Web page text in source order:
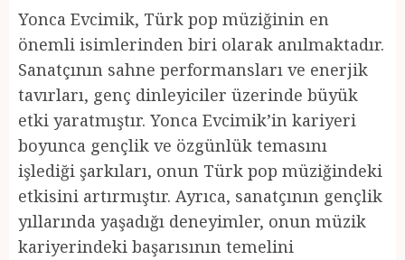
Yonca Evcimik, Türk pop müziğinin en
önemli isimlerinden biri olarak anılmaktadır.
Sanatçının sahne performansları ve enerjik
tavırları, genç dinleyiciler üzerinde büyük
etki yaratmıştır. Yonca Evcimik’in kariyeri
boyunca gençlik ve özgünlük temasını
işlediği şarkıları, onun Türk pop müziğindeki
etkisini artırmıştır. Ayrıca, sanatçının gençlik
yıllarında yaşadığı deneyimler, onun müzik
kariyerindeki başarısının temelini